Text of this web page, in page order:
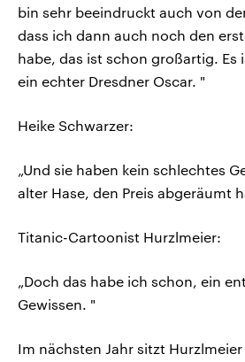
bin sehr beeindruckt auch von
dass ich dann auch noch den
habe, das ist schon großartig. Es
ein echter Dresdner Oscar. "
Heike Schwarzer:
„Und sie haben kein schlechtes
alter Hase, den Preis abgeräumt
Titanic-Cartoonist Hurzlmeier:
„Doch das habe ich schon, ein
Gewissen. "
Im nächsten Jahr sitzt